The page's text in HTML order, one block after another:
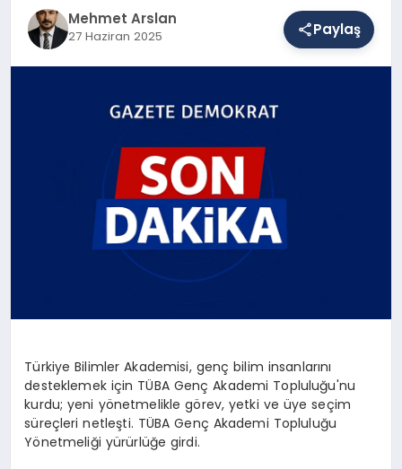
Mehmet Arslan
27 Haziran 2025 Paylaş
Türkiye Bilimler Akademisi, genç bilim insanlarını
desteklemek için TÜBA Genç Akademi Topluluğu'nu
kurdu; yeni yönetmelikle görev, yetki ve üye seçim
süreçleri netleşti. TÜBA Genç Akademi Topluluğu
Yönetmeliği yürürlüğe girdi.